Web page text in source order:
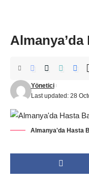
Almanya’da
Last updated: 28
Yönetici
Almanya'da Hasta